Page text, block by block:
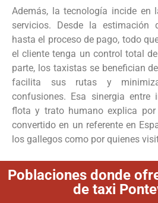
Además, la tecnología incide en
servicios. Desde la estimación
hasta el proceso de pago, todo
el cliente tenga un control total
parte, los taxistas se benefician
facilita sus rutas y
confusiones. Esa sinergia entre
flota y trato humano explica
convertido en un referente en
los gallegos como por quienes
Poblaciones donde
de taxi